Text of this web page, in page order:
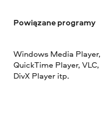
Powiązane programy
Windows Media Player,
QuickTime Player, VLC,
DivX Player itp.